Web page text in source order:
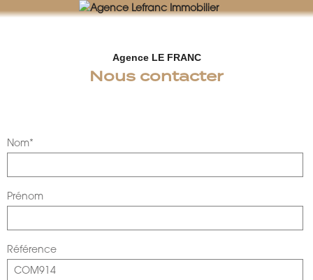
AGENCE LEFRANC IMMOBILIER
Agence LE FRANC
Nous contacter
Nom*
Prénom
Référence